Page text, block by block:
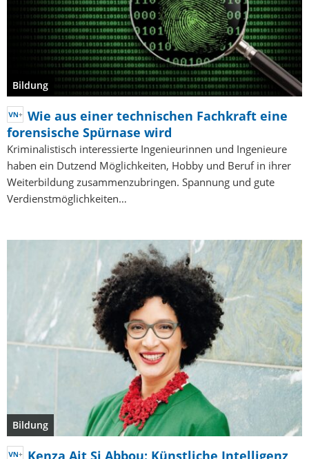
Bildung
Wie aus einer technischen Fachkraft eine
forensische Spürnase wird
Kriminalistisch interessierte Ingenieurinnen und Ingenieure
haben ein Dutzend Möglichkeiten, Hobby und Beruf in ihrer
Weiterbildung zusammenzubringen. Spannung und gute
Verdienstmöglichkeiten…
Bildung
Kenza Ait Si Abbou: Künstliche Intelligenz